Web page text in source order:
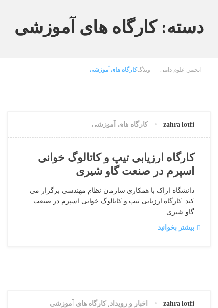
دسته:کارگاه های آموزشی
انجمن علوم دامی وبلاگکارگاه های آموزشی
zahra lotfi کارگاه های آموزشی
کارگاه ارزیابی تیپ و کاتالوگ خوانی
اسپرم در صنعت گاو شیری
دانشگاه اراک با همکاری سازمان نظام مهندسی برگزار می
کند: کارگاه ارزیابی تیپ و کاتالوگ خوانی اسپرم در صنعت
گاو شیری
بیشتر بخوانید
zahra lotfi اخبار و رویداد, کارگاه های آموزشی